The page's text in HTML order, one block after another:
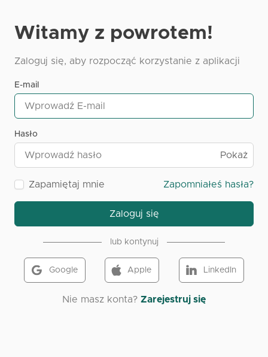
Witamy z powrotem!
Zaloguj się, aby rozpocząć korzystanie z aplikacji
E-mail
Hasło
Pokaż
Zapamiętaj mnie Zapomniałeś hasła?
Zaloguj się
lub kontynuj
Google Apple LinkedIn
Nie masz konta? Zarejestruj się